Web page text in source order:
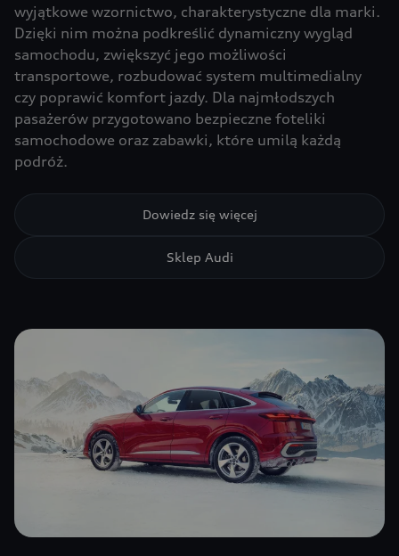
wyjątkowe wzornictwo, charakterystyczne dla marki.
Dzięki nim można podkreślić dynamiczny wygląd
samochodu, zwiększyć jego możliwości
transportowe, rozbudować system multimedialny
czy poprawić komfort jazdy. Dla najmłodszych
pasażerów przygotowano bezpieczne foteliki
samochodowe oraz zabawki, które umilą każdą
podróż.
Dowiedz się więcej
Sklep Audi